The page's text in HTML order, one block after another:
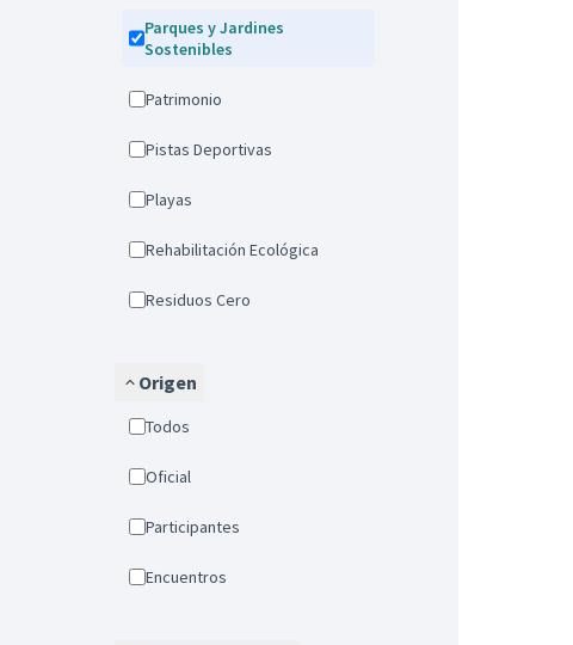
Parques y Jardines
Sostenibles
Patrimonio
Pistas Deportivas
Playas
Rehabilitación Ecológica
Residuos Cero
Origen
Todos
Oficial
Participantes
Encuentros